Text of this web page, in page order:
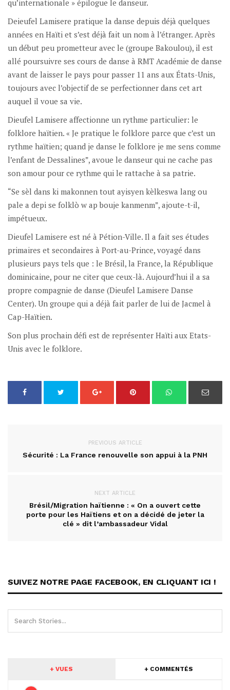
qu’internationale » épilogue le danseur.
Deieufel Lamisere pratique la danse depuis déjà quelques
années en Haïti et s’est déjà fait un nom à l’étranger. Après
un début peu prometteur avec le (groupe Bakoulou), il est
allé poursuivre ses cours de danse à RMT Académie de danse
avant de laisser le pays pour passer 11 ans aux États-Unis,
toujours avec l’objectif de se perfectionner dans cet art
auquel il voue sa vie.
Dieufel Lamisere affectionne un rythme particulier: le
folklore haïtien. « Je pratique le folklore parce que c’est un
rythme haïtien; quand je danse le folklore je me sens comme
l’enfant de Dessalines”, avoue le danseur qui ne cache pas
son amour pour ce rythme qui le rattache à sa patrie.
“Se sèl dans ki makonnen tout ayisyen kèlkeswa lang ou
pale a depi se folklò w ap bouje kanmenm”, ajoute-t-il,
impétueux.
Dieufel Lamisere est né à Pétion-Ville. Il a fait ses études
primaires et secondaires à Port-au-Prince, voyagé dans
plusieurs pays tels que : le Brésil, la France, la République
dominicaine, pour ne citer que ceux-là. Aujourd’hui il a sa
propre compagnie de danse (Dieufel Lamisere Danse
Center). Un groupe qui a déjà fait parler de lui de Jacmel à
Cap-Haïtien.
Son plus prochain défi est de représenter Haïti aux Etats-
Unis avec le folklore.
PREVIOUS ARTICLE
Sécurité : La France renouvelle son appui à la PNH
NEXT ARTICLE
Brésil/Migration haïtienne : « On a ouvert cette
porte pour les Haïtiens et on a décidé de jeter la
clé » dit l’ambassadeur Vidal
SUIVEZ NOTRE PAGE FACEBOOK, EN CLIQUANT ICI !
+ VUES + COMMENTÉS